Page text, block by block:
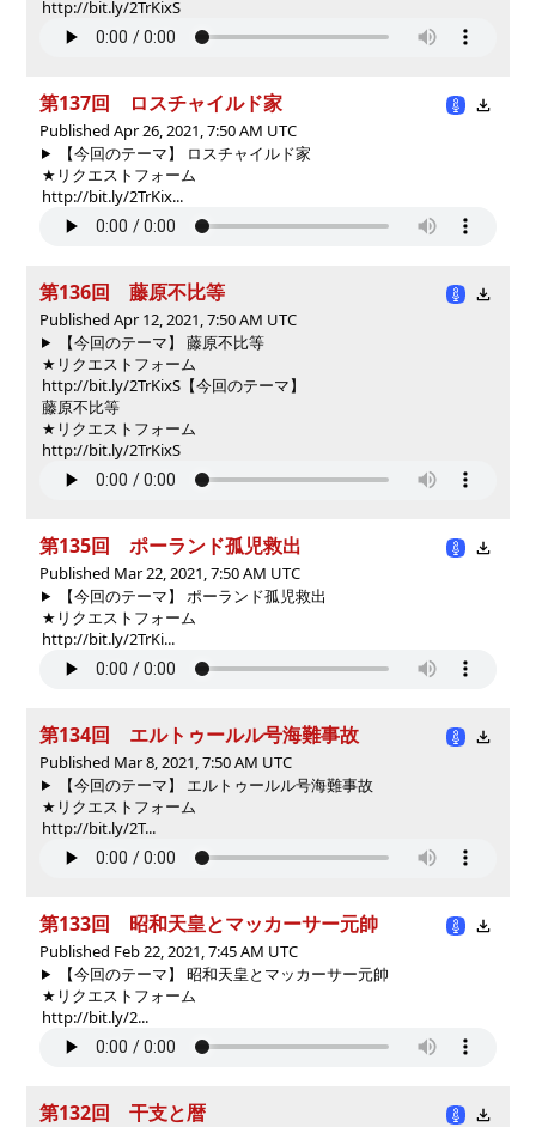
http://bit.ly/2TrKixS
第137回 ロスチャイルド家
Published Apr 26, 2021, 7:50 AM UTC
【今回のテーマ】 ロスチャイルド家
★リクエストフォーム
http://bit.ly/2TrKix...
第136回 藤原不比等
Published Apr 12, 2021, 7:50 AM UTC
【今回のテーマ】 藤原不比等
★リクエストフォーム
http://bit.ly/2TrKixS 【今回のテーマ】
藤原不比等
★リクエストフォーム
http://bit.ly/2TrKixS
第135回 ポーランド孤児救出
Published Mar 22, 2021, 7:50 AM UTC
【今回のテーマ】 ポーランド孤児救出
★リクエストフォーム
http://bit.ly/2TrKi...
第134回 エルトゥールル号海難事故
Published Mar 8, 2021, 7:50 AM UTC
【今回のテーマ】 エルトゥールル号海難事故
★リクエストフォーム
http://bit.ly/2T...
第133回 昭和天皇とマッカーサー元帥
Published Feb 22, 2021, 7:45 AM UTC
【今回のテーマ】 昭和天皇とマッカーサー元帥
★リクエストフォーム
http://bit.ly/2...
第132回 干支と暦